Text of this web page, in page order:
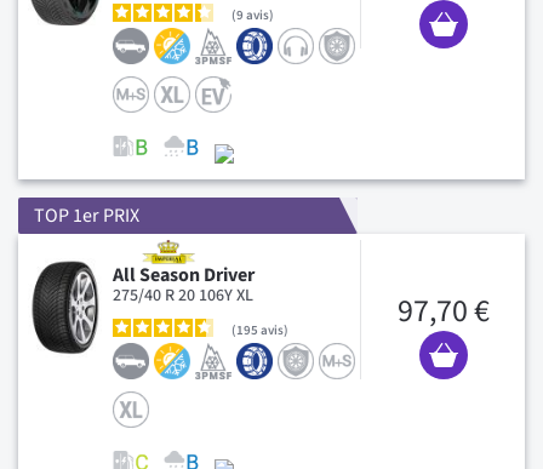
9 avis
TOP 1er PRIX
All Season Driver
275/40 R 20 106Y XL
195 avis 97,70 €